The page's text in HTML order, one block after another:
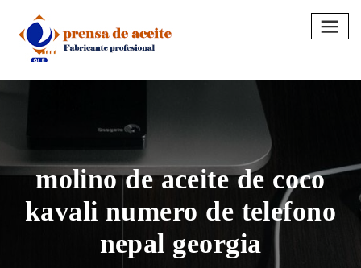
content
molino de aceite de coco
kavali numero de telefono
nepal georgia